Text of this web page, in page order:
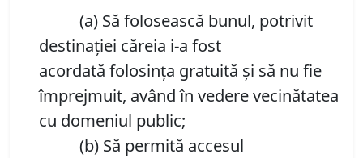
(a) Să folosească bunul, potrivit
destinației căreia i-a fost
acordată folosința gratuită și să nu fie
împrejmuit, având în vedere vecinătatea
cu domeniul public;
(b) Să permită accesul